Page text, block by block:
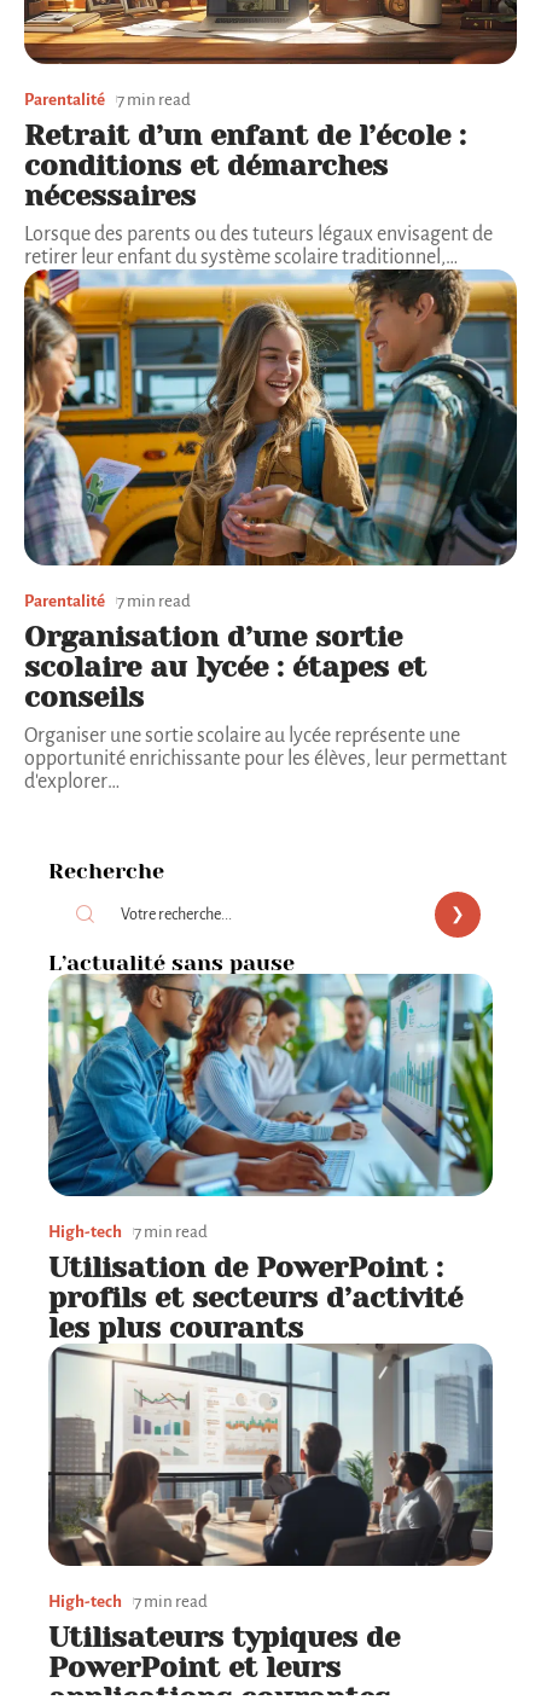
Parentalité 7 min read
Retrait d’un enfant de l’école :
conditions et démarches
nécessaires
Lorsque des parents ou des tuteurs légaux envisagent de
retirer leur enfant du système scolaire traditionnel,…
Parentalité 7 min read
Organisation d’une sortie
scolaire au lycée : étapes et
conseils
Organiser une sortie scolaire au lycée représente une
opportunité enrichissante pour les élèves, leur permettant
d'explorer…
Recherche
L’actualité sans pause
High-tech 7 min read
Utilisation de PowerPoint :
profils et secteurs d’activité
les plus courants
High-tech 7 min read
Utilisateurs typiques de
PowerPoint et leurs